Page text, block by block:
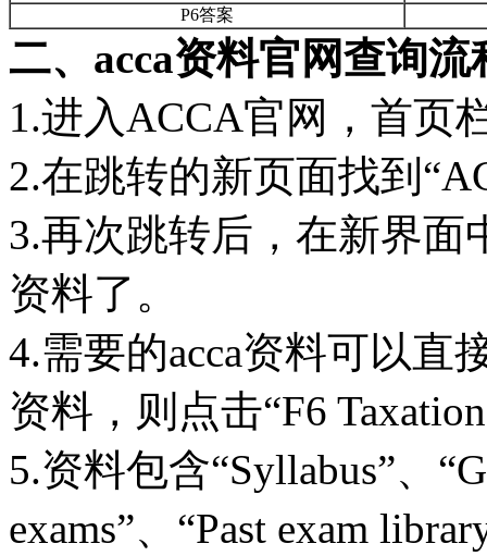
P6答案
二、acca资料官网查询流
1.进入ACCA官网，首页
2.在跳转的新页面找到
3.再次跳转后，在新界面
资料了。
4.需要的acca资料可以直
资料，则点击“F6
5.资料包含“Syllabus”、
exams”、“Past exam